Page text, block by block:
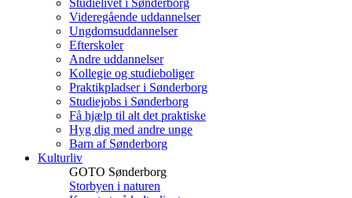
Studielivet i Sønderborg
Videregående uddannelser
Ungdomsuddannelser
Efterskoler
Andre uddannelser
Kollegie og studieboliger
Praktikpladser i Sønderborg
Studiejobs i Sønderborg
Få hjælp til alt det praktiske
Hyg dig med andre unge
Barn af Sønderborg
Kulturliv
GOTO Sønderborg
Storbyen i naturen